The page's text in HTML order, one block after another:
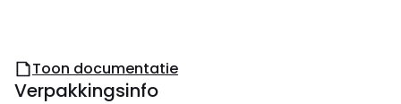
Toon documentatie
Verpakkingsinfo